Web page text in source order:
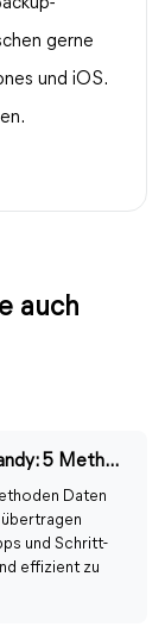
gerne
und iOS.
auch
Huawei Daten Übertragen auf neues Handy: 5 Methoden
Daten
und Schritt-
effizient zu